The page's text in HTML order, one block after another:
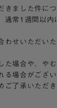
きました件につ
通常1週間以内
せいただいた
た場合や、や
る場合がござ
ご了承いただ